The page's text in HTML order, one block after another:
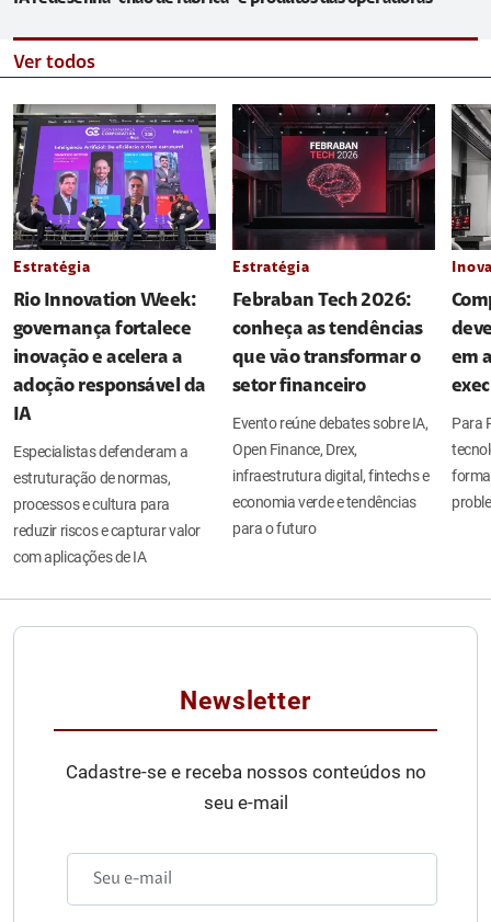
Ver todos
Estratégia
Rio Innovation Week:
governança fortalece
inovação e acelera a
adoção responsável da
IA
Especialistas defenderam a
estruturação de normas,
processos e cultura para
reduzir riscos e capturar valor
com aplicações de IA
Estratégia
Febraban Tech 2026:
conheça as tendências
que vão transformar o
setor financeiro
Evento reúne debates sobre IA,
Open Finance, Drex,
infraestrutura digital, fintechs e
economia verde e tendências
para o futuro
em
Para
Newsletter
Cadastre-se e receba nossos conteúdos no
seu e-mail